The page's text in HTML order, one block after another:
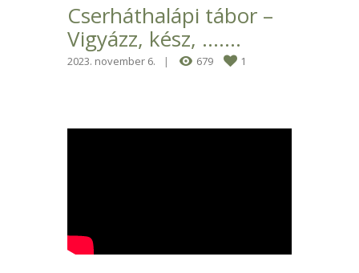
Cserháthalápi tábor –
Vigyázz, kész, …….
2023. november 6. 679 1